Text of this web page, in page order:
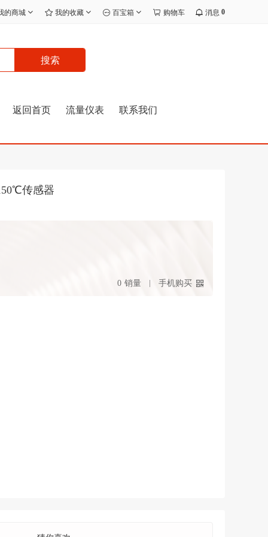
的商城 我的收藏 百宝箱 购物车 消息 0
搜索
返回首页 流量仪表 联系我们
传感器
0 销量 手机购买